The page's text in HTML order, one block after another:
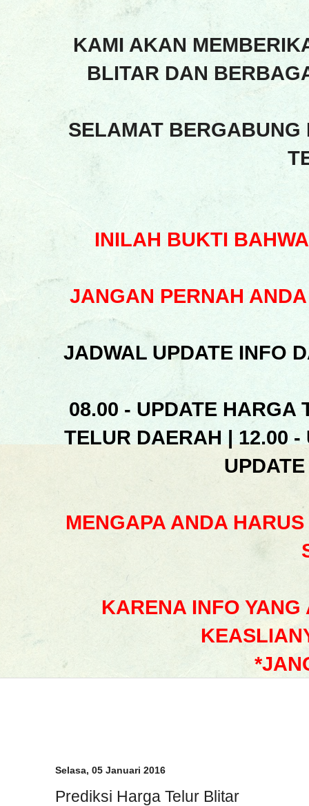
KAMI AKAN
BLITAR DAN
SELAMAT
INILAH BUKTI
JANGAN PERNAH
JADWAL UPDATE INFO
08.00 - UPDATE HARGA
TELUR DAERAH | 12.00
MENGAPA ANDA
KARENA INFO
Selasa, 05 Januari 2016
Prediksi Harga Telur Blitar